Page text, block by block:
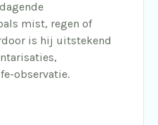
mist, regen of
is hij uitstekend
observatie.